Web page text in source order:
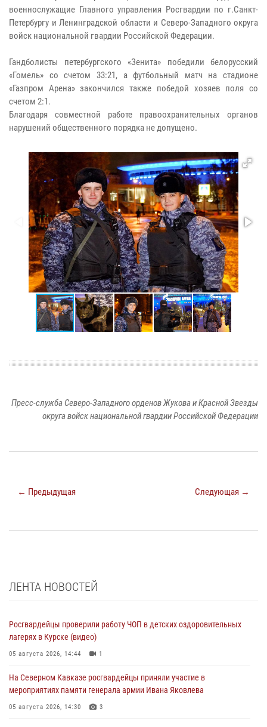
военнослужащие Главного управления Росгвардии по г.Санкт-
Петербургу и Ленинградской области и Северо-Западного округа
войск национальной гвардии Российской Федерации.
Гандболисты петербургского «Зенита» победили белорусский
«Гомель» со счетом 33:21, а футбольный матч на стадионе
«Газпром Арена» закончился также победой хозяев поля со
счетом 2:1.
Благодаря совместной работе правоохранительных органов
нарушений общественного порядка не допущено.
Пресс-служба Северо-Западного орденов Жукова и Красной Звезды
округа войск национальной гвардии Российской Федерации
← Предыдущая Следующая →
ЛЕНТА НОВОСТЕЙ
Росгвардейцы проверили работу ЧОП в детских оздоровительных
лагерях в Курске (видео)
05 августа 2026, 14:44 1
На Северном Кавказе росгвардейцы приняли участие в
мероприятиях памяти генерала армии Ивана Яковлева
05 августа 2026, 14:30 3